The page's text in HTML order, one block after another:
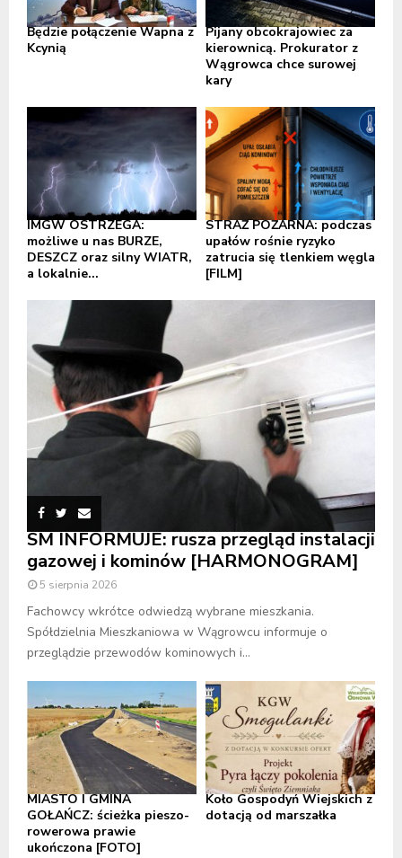
Będzie połączenie Wapna z
Kcynią
Pijany obcokrajowiec za
kierownicą. Prokurator z
Wągrowca chce surowej
kary
IMGW OSTRZEGA:
możliwe u nas BURZE,
DESZCZ oraz silny WIATR,
a lokalnie...
STRAŻ POŻARNA: podczas
upałów rośnie ryzyko
zatrucia się tlenkiem węgla
[FILM]
SM INFORMUJE: rusza przegląd instalacji
gazowej i kominów [HARMONOGRAM]
5 sierpnia 2026
Fachowcy wkrótce odwiedzą wybrane mieszkania.
Spółdzielnia Mieszkaniowa w Wągrowcu informuje o
przeglądzie przewodów kominowych i...
MIASTO I GMINA
GOŁAŃCZ: ścieżka pieszo-
rowerowa prawie
ukończona [FOTO]
Koło Gospodyń Wiejskich z
dotacją od marszałka